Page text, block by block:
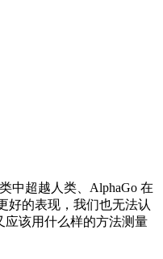
中超越人类、AlphaGo 在
好的表现，我们也无法认
应该用什么样的方法测量